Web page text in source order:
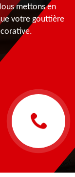
mettons en
votre gouttière